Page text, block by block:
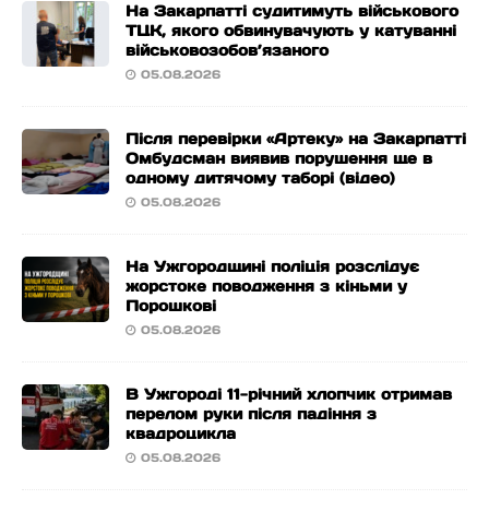
На Закарпатті судитимуть військового
ТЦК, якого обвинувачують у катуванні
військовозобов’язаного
05.08.2026
Після перевірки «Артеку» на Закарпатті
Омбудсман виявив порушення ще в
одному дитячому таборі (відео)
05.08.2026
На Ужгородщині поліція розслідує
жорстоке поводження з кіньми у
Порошкові
05.08.2026
В Ужгороді 11-річний хлопчик отримав
перелом руки після падіння з
квадроцикла
05.08.2026